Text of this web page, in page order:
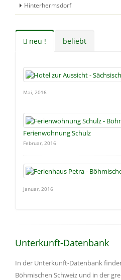
Hinterhermsdorf
neu ! beliebt
Mai, 2016
Ferienwohnung Schulz
Februar, 2016
Januar, 2016
Unterkunft-Datenbank
In der Unterkunft-Datenbank
Böhmischen Schweiz und in der